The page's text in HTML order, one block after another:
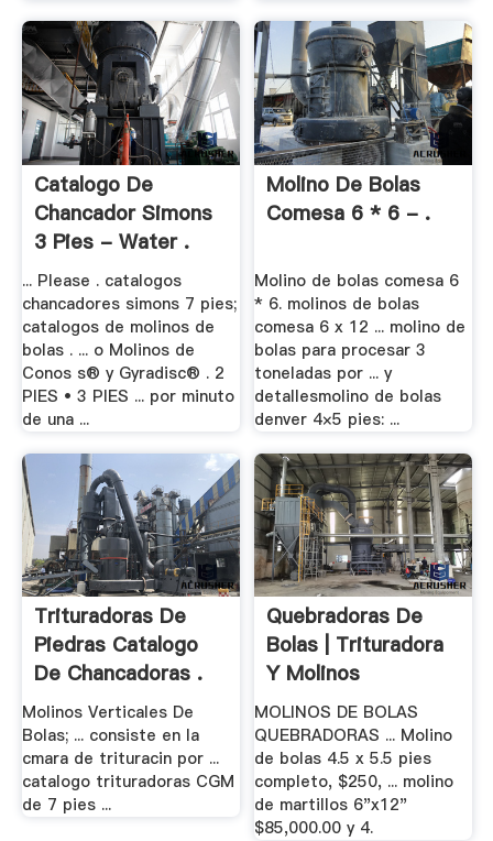
Catalogo De
Chancador Simons
3 Pies - Water .
... Please . catalogos
chancadores simons 7 pies;
catalogos de molinos de
bolas . ... o Molinos de
Conos s® y Gyradisc® . 2
PIES • 3 PIES ... por minuto
de una ...
Molino De Bolas
Comesa 6 * 6 - .
Molino de bolas comesa 6
* 6. molinos de bolas
comesa 6 x 12 ... molino de
bolas para procesar 3
toneladas por ... y
detallesmolino de bolas
denver 4×5 pies: ...
Trituradoras De
Piedras Catalogo
De Chancadoras .
Molinos Verticales De
Bolas; ... consiste en la
cmara de trituracin por ...
catalogo trituradoras CGM
de 7 pies ...
Quebradoras De
Bolas | Trituradora
Y Molinos
MOLINOS DE BOLAS
QUEBRADORAS ... Molino
de bolas 4.5 x 5.5 pies
completo, $250, ... molino
de martillos 6"x12"
$85,000.00 y 4.